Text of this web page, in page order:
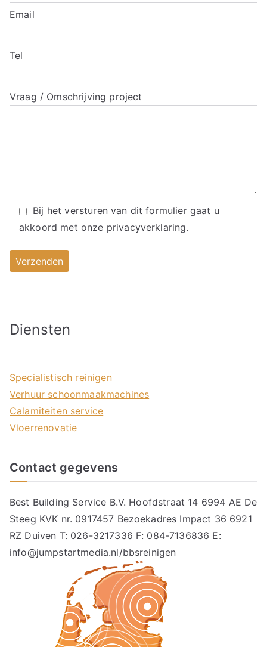
Email
Tel
Vraag / Omschrijving project
Bij het versturen van dit formulier gaat u
akkoord met onze privacyverklaring.
Diensten
Specialistisch reinigen
Verhuur schoonmaakmachines
Calamiteiten service
Vloerrenovatie
Contact gegevens
Best Building Service B.V. Hoofdstraat 14 6994 AE De
Steeg KVK nr. 0917457 Bezoekadres Impact 36 6921
RZ Duiven T: 026-3217336 F: 084-7136836 E:
info@jumpstartmedia.nl/bbsreinigen